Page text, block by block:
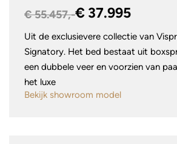
€ 55.457,-€ 37.995
Uit de exclusievere collectie van
Signatory. Het bed bestaat uit
een dubbele veer en voorzien van
het luxe
Bekijk showroom model